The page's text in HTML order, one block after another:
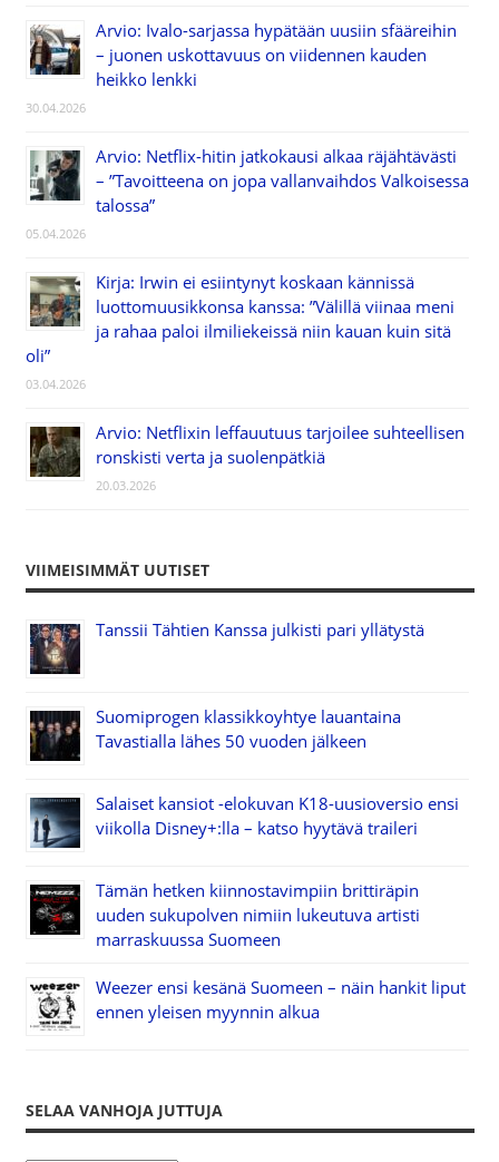
Arvio: Ivalo-sarjassa hypätään uusiin sfääreihin
– juonen uskottavuus on viidennen kauden
heikko lenkki
30.04.2026
Arvio: Netflix-hitin jatkokausi alkaa räjähtävästi
– ”Tavoitteena on jopa vallanvaihdos Valkoisessa
talossa”
05.04.2026
Kirja: Irwin ei esiintynyt koskaan kännissä
luottomuusikkonsa kanssa: ”Välillä viinaa meni
ja rahaa paloi ilmiliekeissä niin kauan kuin sitä
oli”
03.04.2026
Arvio: Netflixin leffauutuus tarjoilee suhteellisen
ronskisti verta ja suolenpätkiä
20.03.2026
VIIMEISIMMÄT UUTISET
Tanssii Tähtien Kanssa julkisti pari yllätystä
Suomiprogen klassikkoyhtye lauantaina
Tavastialla lähes 50 vuoden jälkeen
Salaiset kansiot -elokuvan K18-uusioversio ensi
viikolla Disney+:lla – katso hyytävä traileri
Tämän hetken kiinnostavimpiin brittiräpin
uuden sukupolven nimiin lukeutuva artisti
marraskuussa Suomeen
Weezer ensi kesänä Suomeen – näin hankit liput
ennen yleisen myynnin alkua
SELAA VANHOJA JUTTUJA